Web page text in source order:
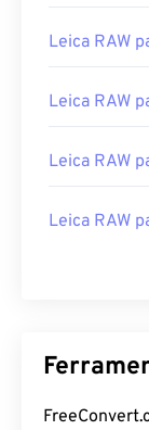
Leica RAW
Leica RAW
Leica RAW
Leica RAW